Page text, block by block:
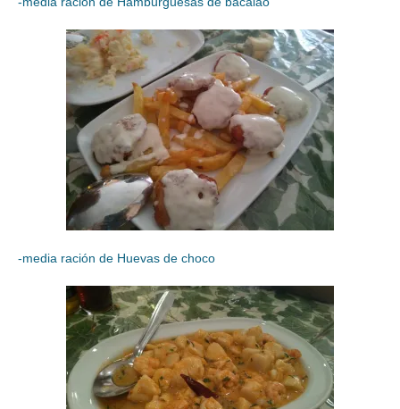
-media ración de Huevas de choco